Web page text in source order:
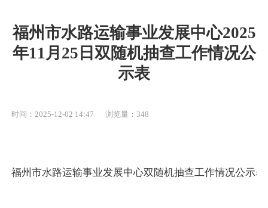
福州市水路运输事业发展中心2025
年11月25日双随机抽查工作情况公
示表
时间：2025-12-02 14:47 浏览量：348
福州市水路运输事业发展中心双随机抽查工作情况公示表